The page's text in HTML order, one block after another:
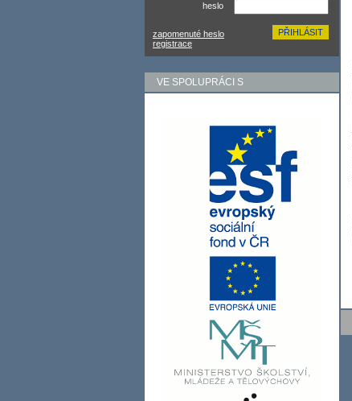
heslo
zapomenuté heslo
registrace
VE SPOLUPRÁCI S